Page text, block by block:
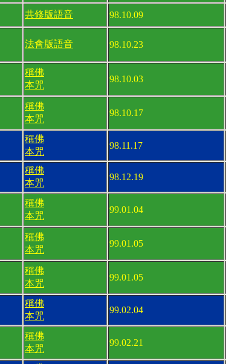
共修版語音 98.10.09
法會版語音 98.10.23
稱佛
本咒
98.10.03
稱佛
本咒
98.10.17
稱佛
本咒
98.11.17
稱佛
本咒
98.12.19
稱佛
本咒
99.01.04
稱佛
本咒
99.01.05
稱佛
本咒
99.01.05
稱佛
本咒
99.02.04
稱佛
本咒
99.02.21